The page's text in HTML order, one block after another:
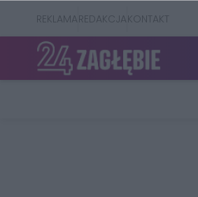
REKLAMAREDAKCJAKONTAKT